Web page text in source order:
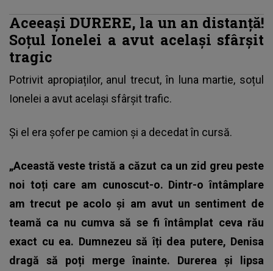
Aceeași DURERE, la un an distanță!
Soțul Ionelei a avut același sfârșit
tragic
Potrivit apropiaților, anul trecut, în luna martie, soțul
Ionelei a avut același sfârșit trafic.
Și el era șofer pe camion și a decedat în cursă.
„Această veste tristă a căzut ca un zid greu peste
noi toți care am cunoscut-o. Dintr-o întâmplare
am trecut pe acolo și am avut un sentiment de
teamă ca nu cumva să se fi întâmplat ceva rău
exact cu ea. Dumnezeu să îți dea putere, Denisa
dragă să poți merge înainte. Durerea și lipsa